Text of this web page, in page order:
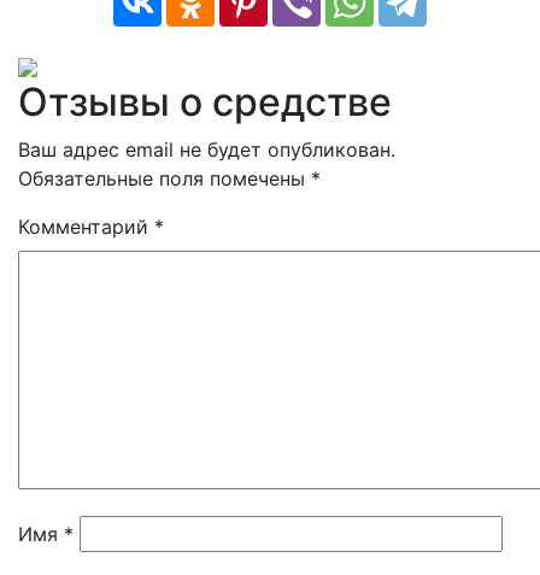
Отзывы о средстве
Ваш адрес email не будет опубликован.
Обязательные поля помечены *
Комментарий *
Имя *